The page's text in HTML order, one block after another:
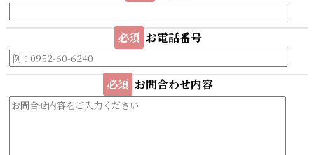
必須 お電話番号
必須 お問合わせ内容